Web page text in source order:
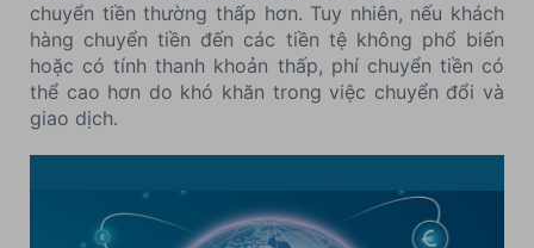
chuyển tiền thường thấp hơn. Tuy nhiên, nếu khách
hàng chuyển tiền đến các tiền tệ không phổ biến
hoặc có tính thanh khoản thấp, phí chuyển tiền có
thể cao hơn do khó khăn trong việc chuyển đổi và
giao dịch.